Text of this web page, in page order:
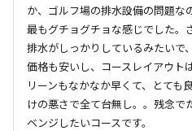
か、ゴルフ場の排水設備の問題な
最もグチョグチョな感じでした。
排水がしっかりしているみたいで
価格も安いし、コースレイアウト
リーンもなかなか早くて、とても
けの悪さで全て台無し。。残念で
ベンジしたいコースです。